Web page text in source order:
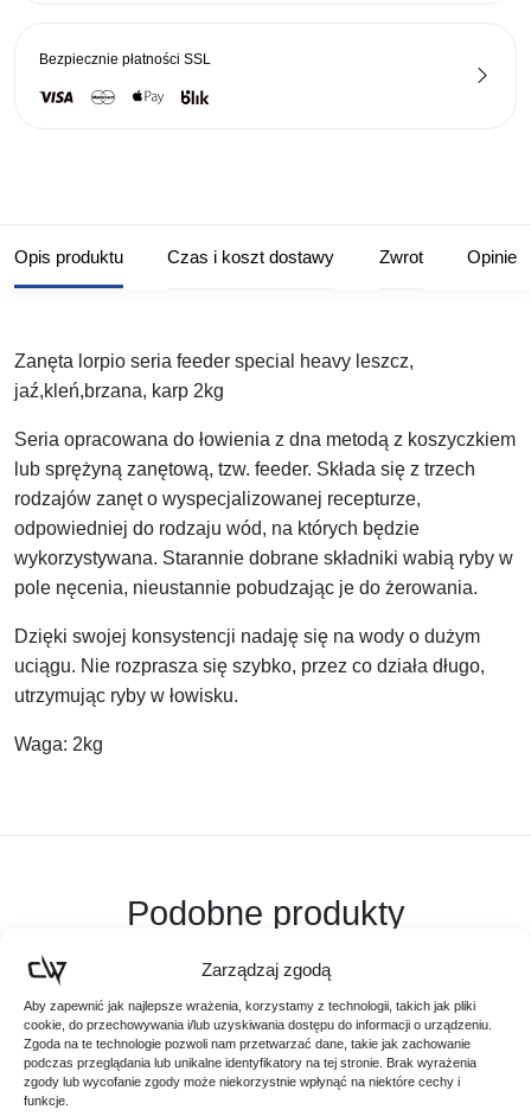
Zarządzaj zgodą
Aby zapewnić jak najlepsze wrażenia, korzystamy z technologii, takich jak pliki
cookie, do przechowywania i/lub uzyskiwania dostępu do informacji o urządzeniu.
Zgoda na te technologie pozwoli nam przetwarzać dane, takie jak zachowanie
podczas przeglądania lub unikalne identyfikatory na tej stronie. Brak wyrażenia
zgody lub wycofanie zgody może niekorzystnie wpłynąć na niektóre cechy i
funkcje.
Bezpiecznie płatności SSL
Opis produktu Czas i koszt dostawy Zwrot Opinie
Zanęta lorpio seria feeder special heavy leszcz,
jaź,kleń,brzana, karp 2kg
Seria opracowana do łowienia z dna metodą z koszyczkiem
lub sprężyną zanętową, tzw. feeder. Składa się z trzech
rodzajów zanęt o wyspecjalizowanej recepturze,
odpowiedniej do rodzaju wód, na których będzie
wykorzystywana. Starannie dobrane składniki wabią ryby w
pole nęcenia, nieustannie pobudzając je do żerowania.
Dzięki swojej konsystencji nadaję się na wody o dużym
uciągu. Nie rozprasza się szybko, przez co działa długo,
utrzymując ryby w łowisku.
Waga: 2kg
Podobne produkty
Poznaj podobne produkty, które mogą Ci się spodobać